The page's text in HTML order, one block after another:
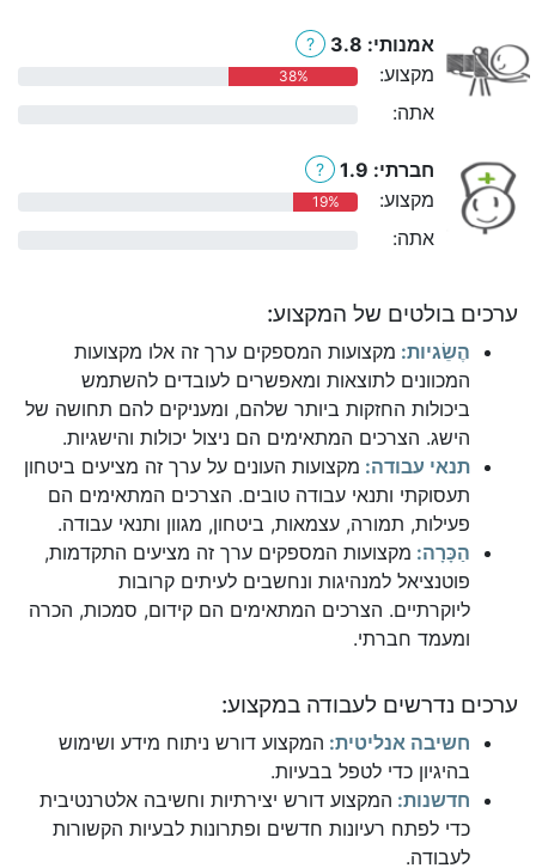
אמנותי: 3.8 ?
מקצוע: 38%
אתה:
חברתי: 1.9 ?
מקצוע: 19%
אתה:
ערכים בולטים של המקצוע:
הֶשֵׂגיות: מקצועות המספקים ערך זה אלו מקצועות
המכוונים לתוצאות ומאפשרים לעובדים להשתמש
ביכולות החזקות ביותר שלהם, ומעניקים להם תחושה של
הישג. הצרכים המתאימים הם ניצול יכולות והישגיות.
תנאי עבודה: מקצועות העונים על ערך זה מציעים ביטחון
תעסוקתי ותנאי עבודה טובים. הצרכים המתאימים הם
פעילות, תמורה, עצמאות, ביטחון, מגוון ותנאי עבודה.
הַכָּרָה: מקצועות המספקים ערך זה מציעים התקדמות,
פוטנציאל למנהיגות ונחשבים לעיתים קרובות
ליוקרתיים. הצרכים המתאימים הם קידום, סמכות, הכרה
ומעמד חברתי.
ערכים נדרשים לעבודה במקצוע:
חשיבה אנליטית: המקצוע דורש ניתוח מידע ושימוש
בהיגיון כדי לטפל בבעיות.
חדשנות: המקצוע דורש יצירתיות וחשיבה אלטרנטיבית
כדי לפתח רעיונות חדשים ופתרונות לבעיות הקשורות
לעבודה.